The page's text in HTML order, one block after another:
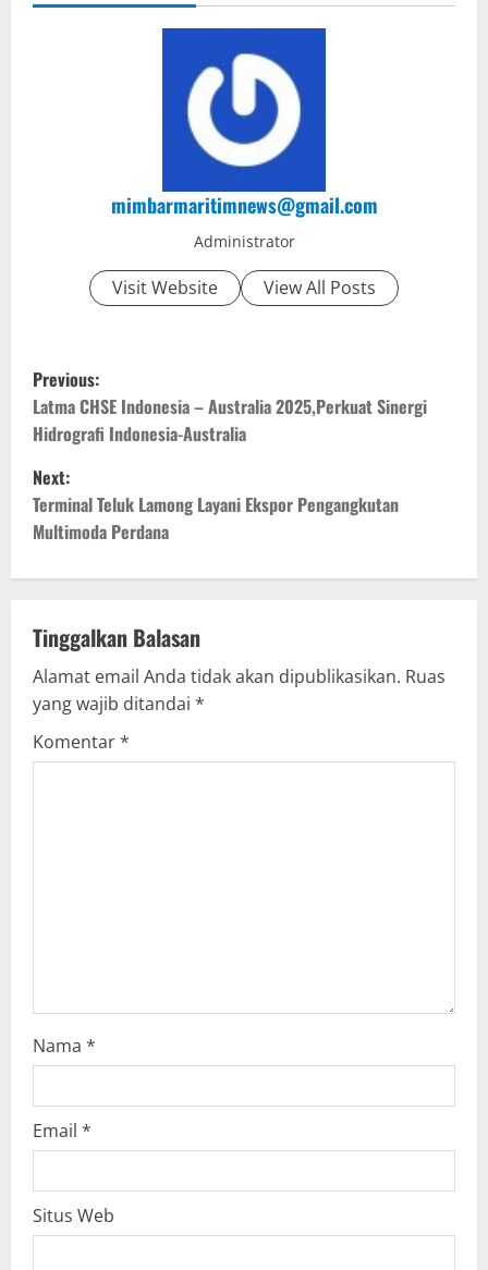
mimbarmaritimnews@gmail.com
Administrator
Visit Website View All Posts
P
o
s
t
n
v
i
g
Previous:
Latma CHSE Indonesia – Australia 2025,Perkuat Sinergi
Hidrografi Indonesia-Australia
Next:
Terminal Teluk Lamong Layani Ekspor Pengangkutan
Multimoda Perdana
Tinggalkan Balasan
Alamat email Anda tidak akan dipublikasikan. Ruas
yang wajib ditandai *
Komentar*
Nama *
Email *
Situs Web